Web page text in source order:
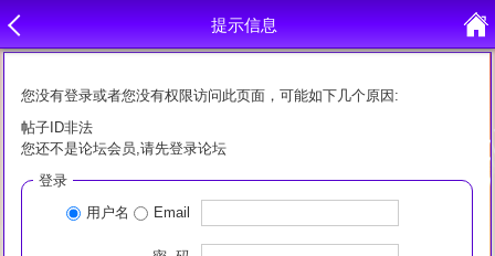
提示信息
您没有登录或者您没有权限访问此页面，可能如下几个原因:
帖子ID非法
您还不是论坛会员,请先登录论坛
登录
用户名
Email